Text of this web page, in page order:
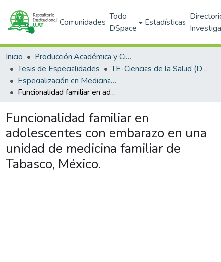
Comunidades
Todo
DSpace
Estadísticas
Inicio
Producción Académica y Científica
Tesis de Especialidades
TE-Ciencias de la Salud (DACS)
Especialización en Medicina Familiar (PNPC)
Funcionalidad familiar en adolescentes con embarazo en una unidad de medicina familiar de Tabasco, México.
Funcionalidad familiar en
adolescentes con embarazo en una
unidad de medicina familiar de
Tabasco, México.